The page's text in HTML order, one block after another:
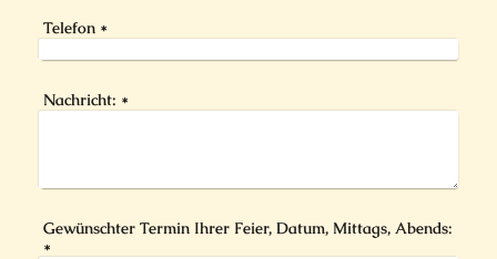
Telefon*
Nachricht: *
Gewünschter Termin Ihrer Feier, Datum, Mittags, Abends:
*